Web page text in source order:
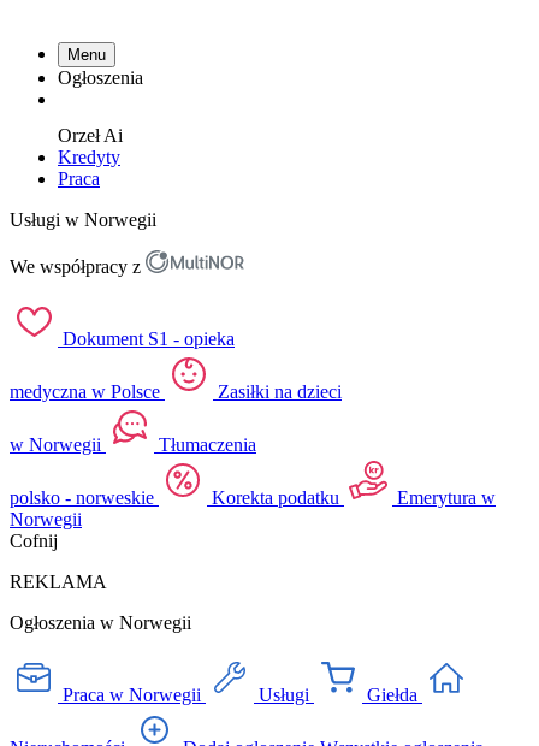
Menu
Ogłoszenia
OrzełAi
Kredyty
Praca
Usługi w Norwegii
We współpracy z
Dokument S1 - opieka
medyczna w Polsce Zasiłki na dzieci
w Norwegii Tłumaczenia
polsko - norweskie Korekta podatku
Emerytura w
Norwegii
Cofnij
REKLAMA
Ogłoszenia w Norwegii
Praca w Norwegii Usługi Giełda